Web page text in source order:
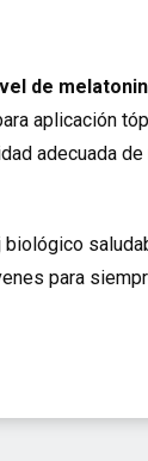
de
aplicación
adecuada
para